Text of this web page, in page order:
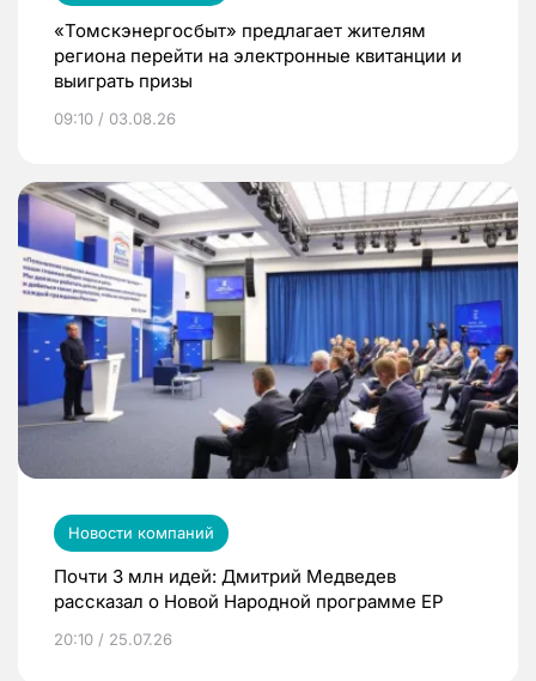
«Томскэнергосбыт» предлагает жителям
региона перейти на электронные квитанции и
выиграть призы
09:10 / 03.08.26
Новости компаний
Почти 3 млн идей: Дмитрий Медведев
рассказал о Новой Народной программе ЕР
20:10 / 25.07.26